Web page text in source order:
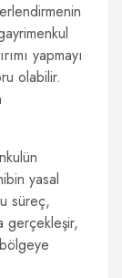
yapmayı
olabilir.
yasal
süreç,
gerçekleşir,